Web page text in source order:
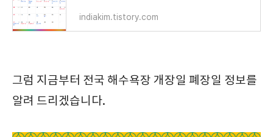
indiakim.tistory.com
그럼 지금부터 전국 해수욕장 개장일 폐장일 정보를
알려 드리겠습니다.